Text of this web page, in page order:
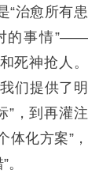
“治愈所有患
的事情”——
死神抢人。
们提供了明
”，到再灌注
体化方案”，